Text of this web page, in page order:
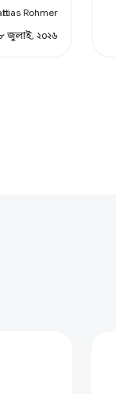
Rohmer
জুলাই, ২০২৬